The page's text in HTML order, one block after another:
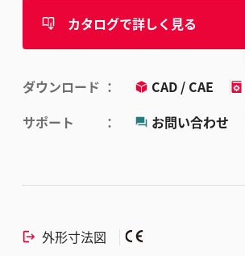
カタログで詳しく見る
ダウンロード CAD / CAE
サポート
お問い合わせ
外形寸法図